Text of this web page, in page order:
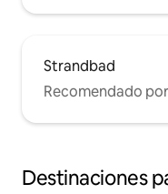
Strandbad
Recomendado
Destinaciones